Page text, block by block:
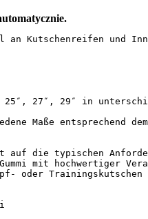
an Kutschenreifen und
25″, 27″, 29″ in
Maße entsprechend
auf die typischen
mit hochwertiger
oder Trainingskutschen